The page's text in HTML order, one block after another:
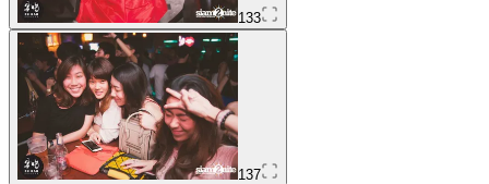
133
137